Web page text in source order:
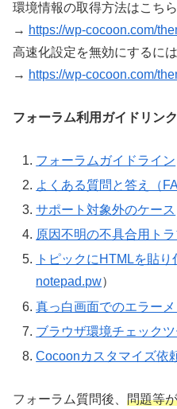
環境情報の取得方法はこちら
→ https://wp-cocoon.com/
高速化設定を無効にするには
→ https://wp-cocoon.com/
フォーラム利用ガイドリンク
フォーラムガイドライン
よくある質問と答え（
サポート対象外のケース
原因不明の不具合用ト
トピックにHTMLを貼
notepad.pw）
真っ白画面でのエラー
ブラウザ環境チェック
Cocoonカスタマイズ依
フォーラム質問後、 問題等